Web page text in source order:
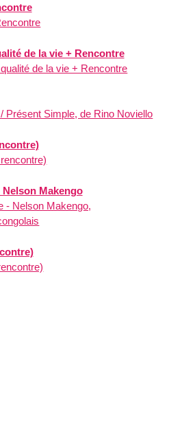
de la vie + Rencontre
de la vie + Rencontre
Présent Simple, de Rino Noviello
Makengo
- Nelson Makengo,